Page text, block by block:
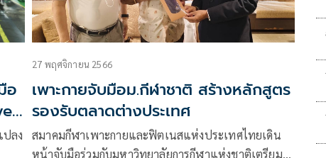
อ
ลง
27 พฤศจิกายน 2566
เพาะกายจับมือม.กีฬาชาติ สร้างหลักสูตร
รองรับตลาดต่างประเทศ
สมาคมกีฬาเพาะกายและฟิตเนสแห่งประเทศไทยเดิน
หน้าจับมือร่วมกับมหาวิทยาลัยการกีฬาแห่งชาติเตรียม